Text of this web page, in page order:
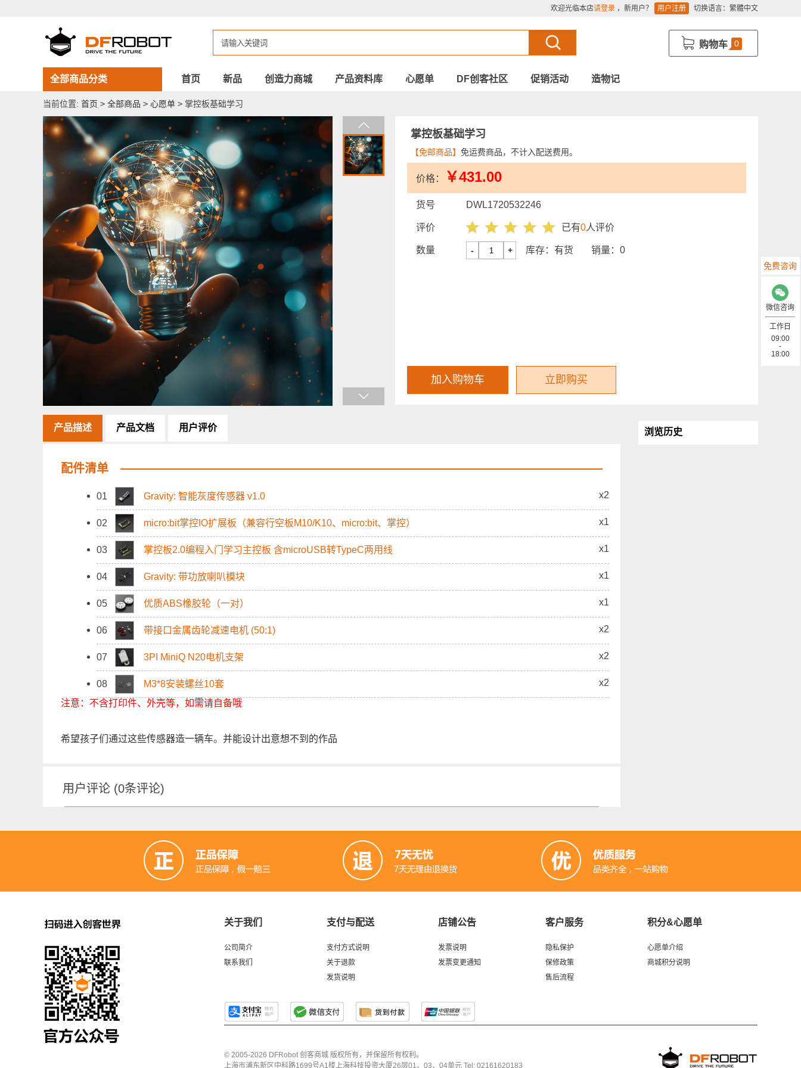
欢迎光临本店请登录 ，新用户？ 用户注册 切换语言： 繁體中文
购物车 0
全部商品分类 首页 新品 创造力商城 产品资料库 心愿单 DF创客社区 促销活动 造物记
当前位置: 首页 > 全部商品 > 心愿单 > 掌控板基础学习
掌控板基础学习
【免邮商品】 免运费商品，不计入配送费用。
价格： ￥431.00
货号 DWL1720532246
评价 已有0人评价
数量 - + 库存： 有货 销量： 0
加入购物车 立即购买
产品描述 产品文档 用户评价
配件清单
01 Gravity: 智能灰度传感器 v1.0 x2
02 micro:bit掌控IO扩展板（兼容行空板M10/K10、micro:bit、掌控） x1
03 掌控板2.0编程入门学习主控板 含microUSB转TypeC两用线 x1
04 Gravity: 带功放喇叭模块 x1
05 优质ABS橡胶轮（一对） x1
06 带接口金属齿轮减速电机 (50:1) x2
07 3PI MiniQ N20电机支架 x2
08 M3*8安装螺丝10套
x2
注意：不含打印件、外壳等，如需请自备哦
希望孩子们通过这些传感器造一辆车。并能设计出意想不到的作品
用户评论 (0条评论)
浏览历史
关于我们
公司简介
联系我们
支付与配送
支付方式说明
关于退款
发货说明
店铺公告
发票说明
发票变更通知
客户服务
隐私保护
保修政策
售后流程
积分&心愿单
心愿单介绍
商城积分说明
© 2005-2026 DFRobot 创客商城 版权所有，并保留所有权利。
上海市浦东新区中科路1699号A1楼上海科技投资大厦26层01、03、04单元 Tel: 02161620183
免费咨询
微信咨询
工作日
09:00
-
18:00